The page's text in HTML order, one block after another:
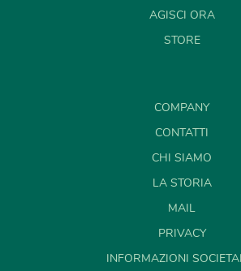
AGISCI ORA
STORE
COMPANY
CONTATTI
CHI SIAMO
LA STORIA
MAIL
PRIVACY
INFORMAZIONI